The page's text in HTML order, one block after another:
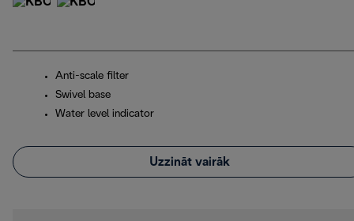
Anti-scale filter
Swivel base
Water level indicator
Uzzināt vairāk